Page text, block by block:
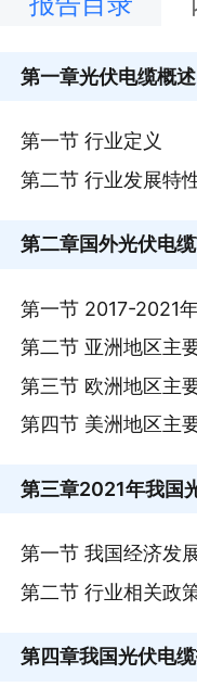
第一章光伏电缆概述
第一节 行业定义
第二节 行业发展特
第二章国外光伏电
第一节 2017-2021
第二节 亚洲地区主
第三节 欧洲地区主
第四节 美洲地区主
第三章2021年我国
第一节 我国经济发
第二节 行业相关政
第四章我国光伏电